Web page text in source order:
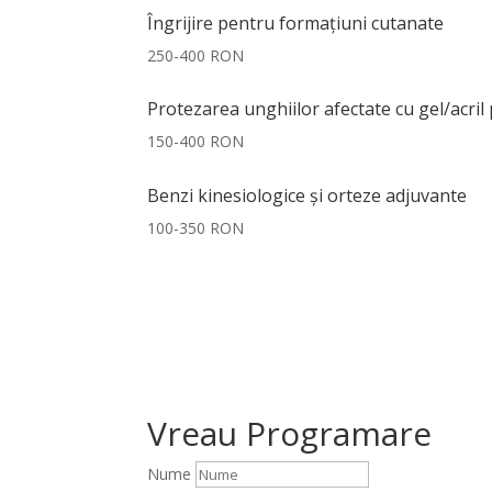
Îngrijire pentru formațiuni cutanate
250-400 RON
Protezarea unghiilor afectate cu gel/
150-400 RON
Benzi kinesiologice și orteze adjuvante
100-350 RON
Vreau Programare
Nume